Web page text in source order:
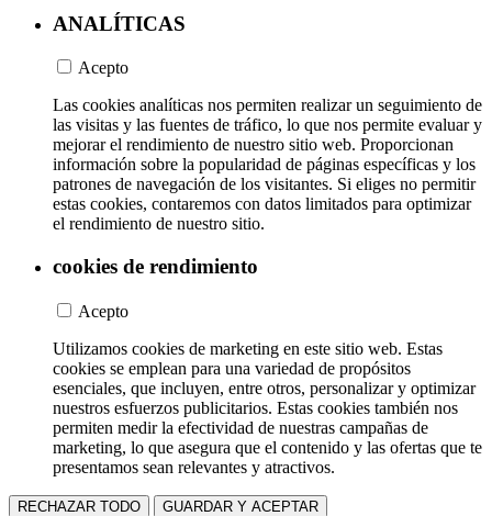
ANALÍTICAS
Acepto
Las cookies analíticas nos permiten realizar un seguimiento de
las visitas y las fuentes de tráfico, lo que nos permite evaluar y
mejorar el rendimiento de nuestro sitio web. Proporcionan
información sobre la popularidad de páginas específicas y los
patrones de navegación de los visitantes. Si eliges no permitir
estas cookies, contaremos con datos limitados para optimizar
el rendimiento de nuestro sitio.
cookies de rendimiento
Acepto
Utilizamos cookies de marketing en este sitio web. Estas
cookies se emplean para una variedad de propósitos
esenciales, que incluyen, entre otros, personalizar y optimizar
nuestros esfuerzos publicitarios. Estas cookies también nos
permiten medir la efectividad de nuestras campañas de
marketing, lo que asegura que el contenido y las ofertas que te
presentamos sean relevantes y atractivos.
RECHAZAR TODO GUARDAR Y ACEPTAR